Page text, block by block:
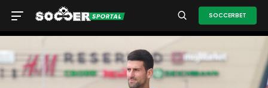
SOCCERBET